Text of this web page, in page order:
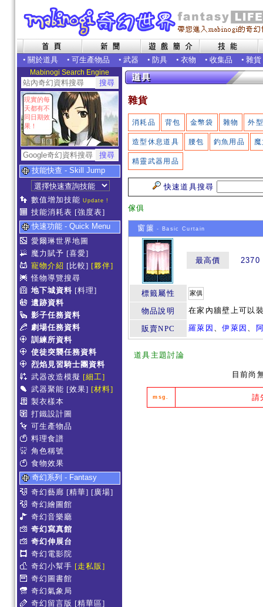
• 關於道具 • 可生產物品 • 武器 • 防具 • 衣物 • 收集品 • 雜貨
Mabinogi Search Engine
現實的每
天都有不
同日期效
果！
技能快查 - Skill Jump
數值增加技能 Update !
技能消耗表 [強度表]
快速功能 - Quick Menu
愛爾琳世界地圖
魔力賦予 [喜愛]
寵物介紹 [比較] [夥伴]
怪物導覽搜尋
地下城資料 [料理]
遺跡資料
影子任務資料
劇場任務資料
訓練所資料
使徒突襲任務資料
烈焰見習騎士團資料
武器改造模擬 [細工]
武器聚能 [效果] [材料]
製衣樣本
打鐵設計圖
可生產物品
料理食譜
角色稱號
食物效果
奇幻系列 - Fantasy
奇幻藝廊 [精華] [廣場]
奇幻繪圖館
奇幻音樂廳
奇幻寫真館
奇幻伸展台
奇幻電影院
奇幻小幫手 [走私販]
奇幻圖書館
奇幻氣象局
奇幻留言版 [精華區]
雜貨
消耗品 背包 金幣袋 雜物 外
造型休息道具 腰包 釣魚用品
精靈武器用品
快速道具搜尋
傢俱
窗簾 - Basic Curtain
最高價 2370
標籤屬性 家俱
物品說明 在家內牆壁上可以
販賣NPC 羅萊因 、伊萊因 、
道具主題討論
目前尚
msg. 請